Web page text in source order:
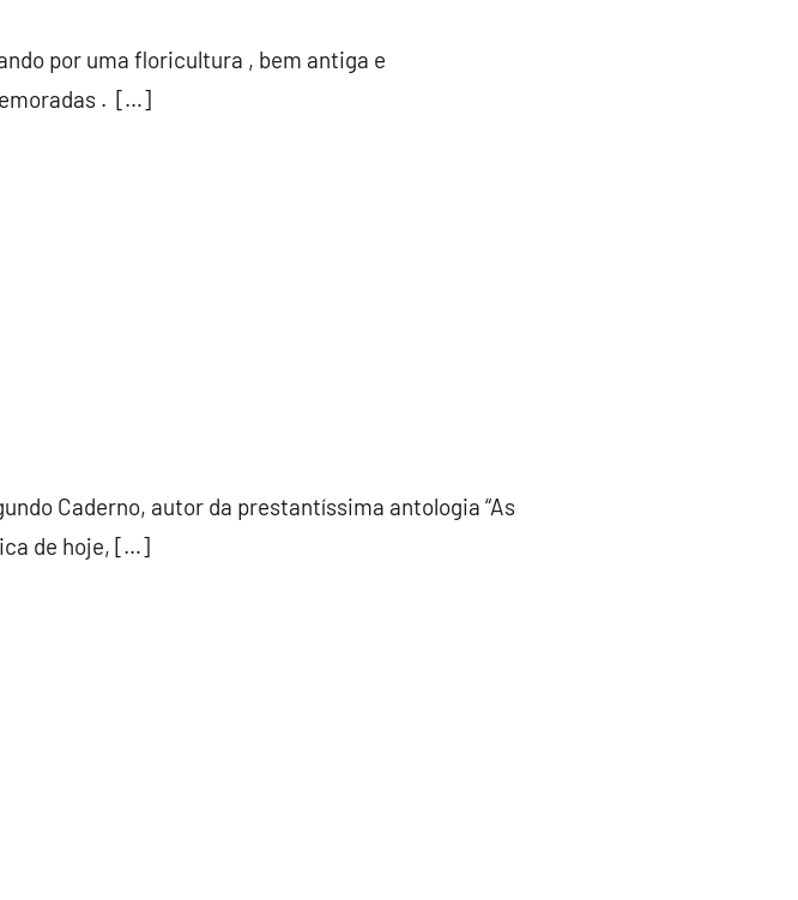
por uma floricultura , bem antiga e
. […]
Caderno, autor da prestantíssima antologia “As
de hoje, […]